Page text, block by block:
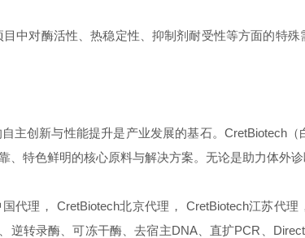
中对酶活性、热稳定性、抑制剂耐受性等方面的特
主创新与性能提升是产业发展的基石。CretBiotech
、特色鲜明的核心原料与解决方案。无论是助力体外
代理， CretBiotech北京代理， CretBiotech江苏代
逆转录酶、可冻干酶、去宿主DNA、直扩PCR、